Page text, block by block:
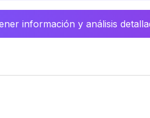
información y análisis